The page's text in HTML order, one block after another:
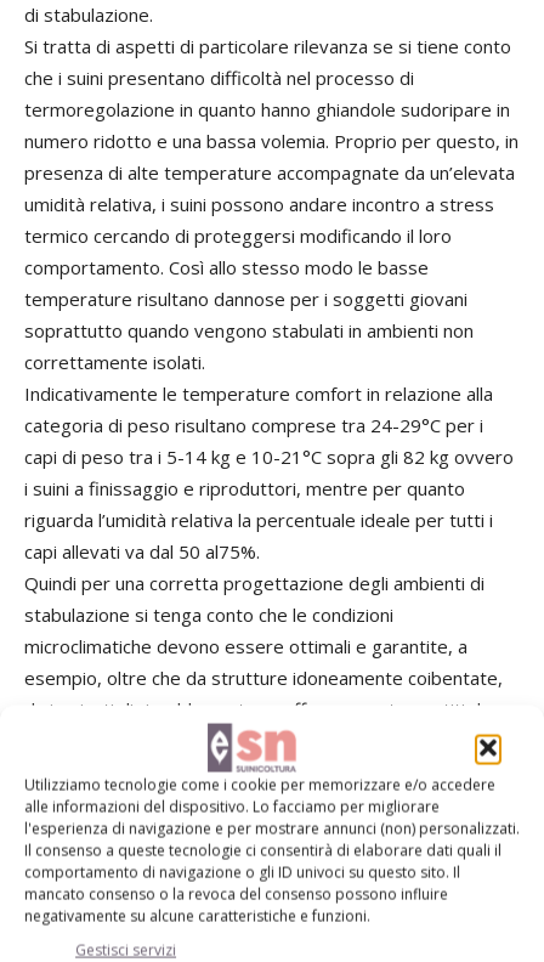
Utilizziamo tecnologie come i cookie per memorizzare e/o accedere
alle informazioni del dispositivo. Lo facciamo per migliorare
l'esperienza di navigazione e per mostrare annunci (non) personalizzati.
Il consenso a queste tecnologie ci consentirà di elaborare dati quali il
comportamento di navigazione o gli ID univoci su questo sito. Il
mancato consenso o la revoca del consenso possono influire
negativamente su alcune caratteristiche e funzioni.
Gestisci servizi
di stabulazione.
Si tratta di aspetti di particolare rilevanza se si tiene conto
che i suini presentano difficoltà nel processo di
termoregolazione in quanto hanno ghiandole sudoripare in
numero ridotto e una bassa volemia. Proprio per questo, in
presenza di alte temperature accompagnate da un’elevata
umidità relativa, i suini possono andare incontro a stress
termico cercando di proteggersi modificando il loro
comportamento. Così allo stesso modo le basse
temperature risultano dannose per i soggetti giovani
soprattutto quando vengono stabulati in ambienti non
correttamente isolati.
Indicativamente le temperature comfort in relazione alla
categoria di peso risultano comprese tra 24-29°C per i
capi di peso tra i 5-14 kg e 10-21°C sopra gli 82 kg ovvero
i suini a finissaggio e riproduttori, mentre per quanto
riguarda l’umidità relativa la percentuale ideale per tutti i
capi allevati va dal 50 al75%.
Quindi per una corretta progettazione degli ambienti di
stabulazione si tenga conto che le condizioni
microclimatiche devono essere ottimali e garantite, a
esempio, oltre che da strutture idoneamente coibentate,
da impianti di riscaldamento o raffrescamento gestiti da
sistemi automatici di ventilazione con regolazione in base
alle condizioni di temperatura e umidità relativa, oppure
garantite da ventilazione naturale con sistemi di controllo di
apertura e chiusura finestre con sonde di temperatura.
Leggi l'articolo completo sulla Rivista di
Suinicoltura n. 11 2020!